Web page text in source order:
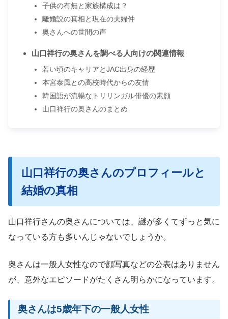
子供の有無と家族構成は？
離婚説の真相と現在の夫婦仲
奥さんへの世間の声
山口祥行の奥さんを調べる人向けの関連情報
若い頃のキャリアとJAC出身の経歴
本宮泰風との高校時代からの友情
韓国語が流暢なトリリンガル俳優の素顔
山口祥行の奥さんのまとめ
山口祥行の奥さんのプロフィールと
結婚の真相
山口祥行さんの奥さんについては、謎が多くてずっと気に
なっている方も多いんじゃないでしょうか。
奥さんは一般人女性なので顔写真などの公表はありません
が、意外なエピソードがたくさん明らかになっています。
奥さんは5歳年下の一般人女性